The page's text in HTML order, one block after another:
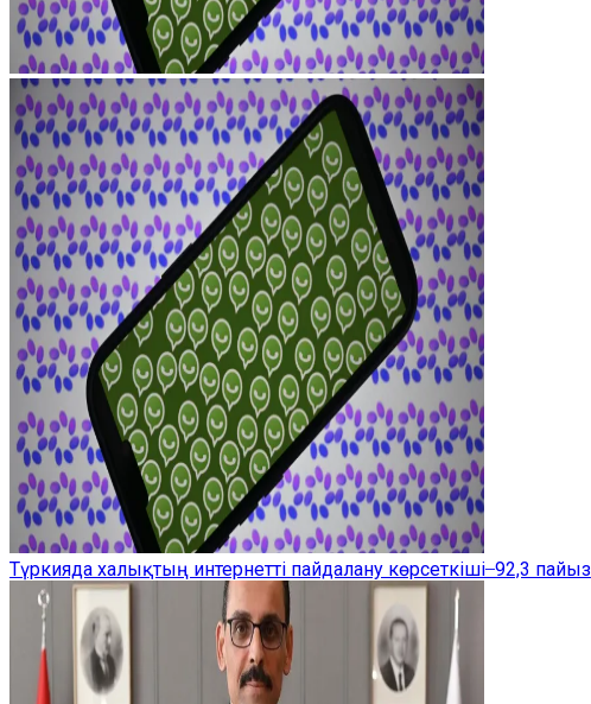
Түркияда халықтың интернетті пайдалану көрсеткіші ̶ 92,3 пайыз